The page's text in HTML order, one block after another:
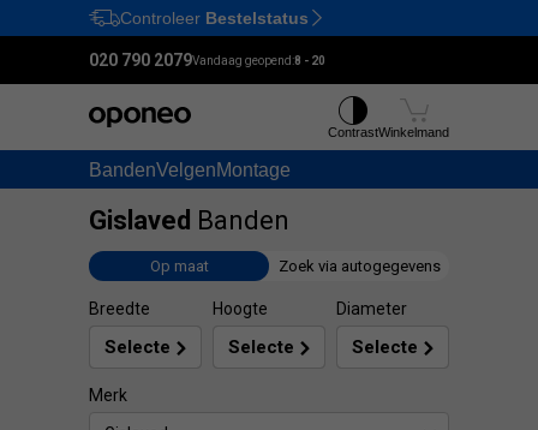
Ctrl M
Controleer Bestelstatus
020 790 2079Vandaag geopend:8 - 20
BandenVelgenMontage
ContrastWinkelmand
Gislaved Banden
Op maat Zoek via autogegevens
Breedte Hoogte Diameter
Merk